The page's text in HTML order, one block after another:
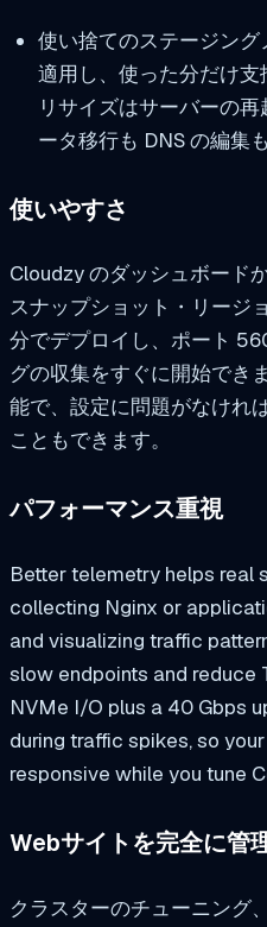
使い捨てのステージン
適用し、使った分だけ支
リサイズはサーバーの
ータ移行も DNS の編集
使いやすさ
Cloudzy のダッシュボード
スナップショット・リージ
分でデプロイし、ポート
グの収集をすぐに開始でき
能で、設定に問題がなけれ
こともできます。
パフォーマンス重視
Better telemetry helps real
collecting Nginx or
and visualizing traffic
slow endpoints and reduce
NVMe I/O plus a 40 Gbps
during traffic spikes, so
responsive while you tune
Webサイトを完全に管
クラスターのチューニング